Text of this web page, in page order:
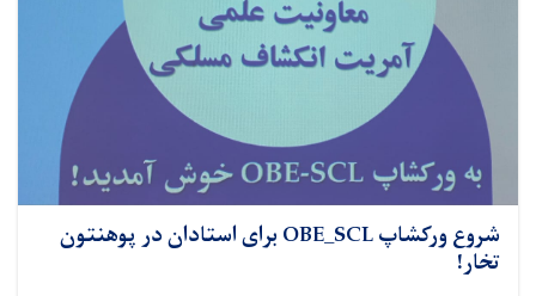
شروع ورکشاپ OBE_SCL برای استادان در پوهنتون
تخار!